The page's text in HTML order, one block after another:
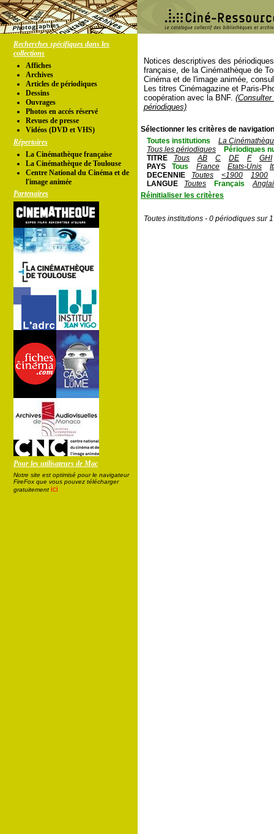
Recherches spécifiques dans les
collections
Affiches
Archives
Articles de périodiques
Dessins
Ouvrages
Photos en accés réservé
Revues de presse
Vidéos (DVD et VHS)
Répertoires
La Cinémathèque française
La Cinémathèque de Toulouse
Centre National du Cinéma et de
l'image animée
Partenaires
Pour les utilisateurs de Mac
Notre site est optimisé pour le navigateur
FireFox que vous pouvez télécharger
gratuitement ici
Notices descriptives des
française, de la Cinémathèque de
Cinéma et de l'image animée,
Les titres Cinémagazine et Paris-
coopération avec la BNF.
périodiques)
Sélectionner les critères de
Toutes institutions
La
Tous les périodiques
Périodiques
TITRE
Tous AB C DE F
GHI
PAYS
Tous France Etats-Unis
DECENNIE
Toutes <1900
1900
LANGUE
Toutes Français
Réinitialiser les critères
Toutes institutions - 0 périodiques sur